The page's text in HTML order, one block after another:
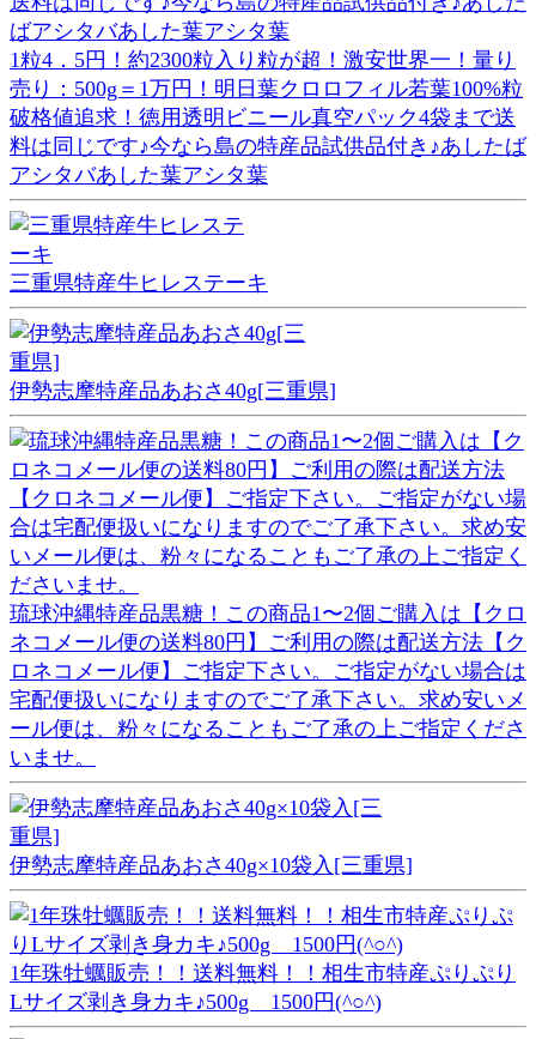
1粒4．5円！約2300粒入り粒が超！激安世界一！量り
売り：500g＝1万円！明日葉クロロフィル若葉100%粒
破格値追求！徳用透明ビニール真空パック4袋まで送
料は同じです♪今なら島の特産品試供品付き♪あしたば
アシタバあした葉アシタ葉
三重県特産牛ヒレステーキ
伊勢志摩特産品あおさ40g[三重県]
琉球沖縄特産品黒糖！この商品1〜2個ご購入は【クロ
ネコメール便の送料80円】ご利用の際は配送方法【ク
ロネコメール便】ご指定下さい。ご指定がない場合は
宅配便扱いになりますのでご了承下さい。求め安いメ
ール便は、粉々になることもご了承の上ご指定くださ
いませ。
伊勢志摩特産品あおさ40g×10袋入[三重県]
1年珠牡蠣販売！！送料無料！！相生市特産ぷりぷり
Lサイズ剥き身カキ♪500g 1500円(^○^)